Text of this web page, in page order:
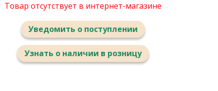
Товар отсутствует в интернет-магазине
Уведомить о поступлении
Узнать о наличии в розницу